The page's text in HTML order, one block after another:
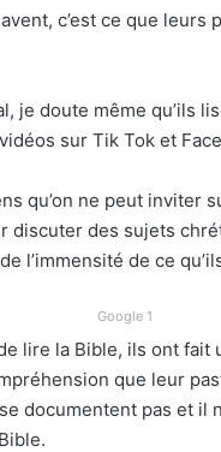
c’est ce que leurs
je doute même qu’ils
sur Tik Tok et
qu’on ne peut inviter
discuter des sujets
l’immensité de ce
Google 1
lire la Bible, ils ont fait
que leur
documentent pas et il